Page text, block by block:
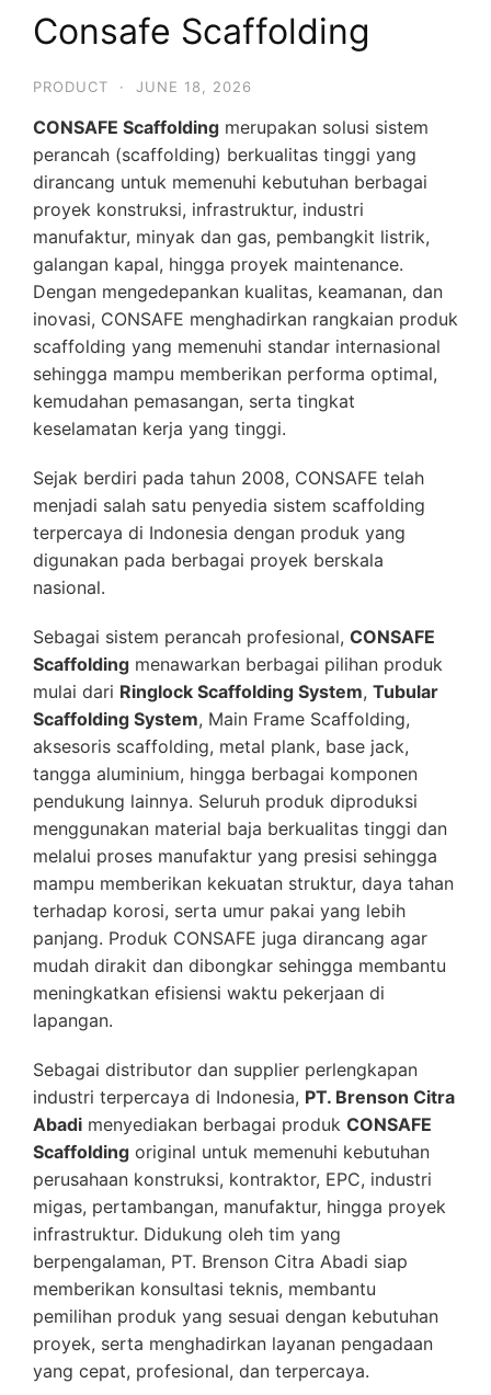
Consafe Scaffolding
PRODUCT · JUNE 18, 2026
CONSAFE Scaffolding merupakan solusi sistem
perancah (scaffolding) berkualitas tinggi yang
dirancang untuk memenuhi kebutuhan berbagai
proyek konstruksi, infrastruktur, industri
manufaktur, minyak dan gas, pembangkit listrik,
galangan kapal, hingga proyek maintenance.
Dengan mengedepankan kualitas, keamanan, dan
inovasi, CONSAFE menghadirkan rangkaian produk
scaffolding yang memenuhi standar internasional
sehingga mampu memberikan performa optimal,
kemudahan pemasangan, serta tingkat
keselamatan kerja yang tinggi.
Sejak berdiri pada tahun 2008, CONSAFE telah
menjadi salah satu penyedia sistem scaffolding
terpercaya di Indonesia dengan produk yang
digunakan pada berbagai proyek berskala
nasional.
Sebagai sistem perancah profesional, CONSAFE
Scaffolding menawarkan berbagai pilihan produk
mulai dari Ringlock Scaffolding System, Tubular
Scaffolding System, Main Frame Scaffolding,
aksesoris scaffolding, metal plank, base jack,
tangga aluminium, hingga berbagai komponen
pendukung lainnya. Seluruh produk diproduksi
menggunakan material baja berkualitas tinggi dan
melalui proses manufaktur yang presisi sehingga
mampu memberikan kekuatan struktur, daya tahan
terhadap korosi, serta umur pakai yang lebih
panjang. Produk CONSAFE juga dirancang agar
mudah dirakit dan dibongkar sehingga membantu
meningkatkan efisiensi waktu pekerjaan di
lapangan.
Sebagai distributor dan supplier perlengkapan
industri terpercaya di Indonesia, PT. Brenson Citra
Abadi menyediakan berbagai produk CONSAFE
Scaffolding original untuk memenuhi kebutuhan
perusahaan konstruksi, kontraktor, EPC, industri
migas, pertambangan, manufaktur, hingga proyek
infrastruktur. Didukung oleh tim yang
berpengalaman, PT. Brenson Citra Abadi siap
memberikan konsultasi teknis, membantu
pemilihan produk yang sesuai dengan kebutuhan
proyek, serta menghadirkan layanan pengadaan
yang cepat, profesional, dan terpercaya.